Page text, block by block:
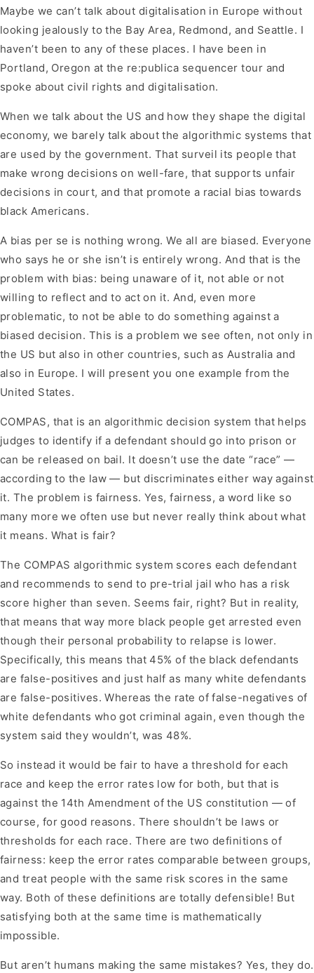
Maybe we can’t talk about digitalisation in Europe without
looking jealously to the Bay Area, Redmond, and Seattle. I
haven’t been to any of these places. I have been in
Portland, Oregon at the re:publica sequencer tour and
spoke about civil rights and digitalisation.
When we talk about the US and how they shape the digital
economy, we barely talk about the algorithmic systems that
are used by the government. That surveil its people that
make wrong decisions on well-fare, that supports unfair
decisions in court, and that promote a racial bias towards
black Americans.
A bias per se is nothing wrong. We all are biased. Everyone
who says he or she isn’t is entirely wrong. And that is the
problem with bias: being unaware of it, not able or not
willing to reflect and to act on it. And, even more
problematic, to not be able to do something against a
biased decision. This is a problem we see often, not only in
the US but also in other countries, such as Australia and
also in Europe. I will present you one example from the
United States.
COMPAS, that is an algorithmic decision system that helps
judges to identify if a defendant should go into prison or
can be released on bail. It doesn’t use the date “race” —
according to the law — but discriminates either way against
it. The problem is fairness. Yes, fairness, a word like so
many more we often use but never really think about what
it means. What is fair?
The COMPAS algorithmic system scores each defendant
and recommends to send to pre-trial jail who has a risk
score higher than seven. Seems fair, right? But in reality,
that means that way more black people get arrested even
though their personal probability to relapse is lower.
Specifically, this means that 45% of the black defendants
are false-positives and just half as many white defendants
are false-positives. Whereas the rate of false-negatives of
white defendants who got criminal again, even though the
system said they wouldn’t, was 48%.
So instead it would be fair to have a threshold for each
race and keep the error rates low for both, but that is
against the 14th Amendment of the US constitution — of
course, for good reasons. There shouldn’t be laws or
thresholds for each race. There are two definitions of
fairness: keep the error rates comparable between groups,
and treat people with the same risk scores in the same
way. Both of these definitions are totally defensible! But
satisfying both at the same time is mathematically
impossible.
But aren’t humans making the same mistakes? Yes, they do.